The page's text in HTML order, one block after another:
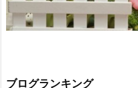
ブログランキング